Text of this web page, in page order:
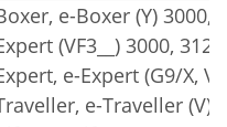
e-Boxer (Y) 3000,
(VF3__) 3000, 3122
e-Expert (G9/X,
e-Traveller (V)